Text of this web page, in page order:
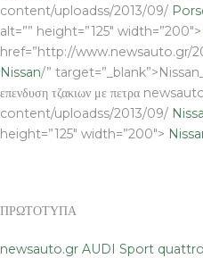
content/uploadss/2013/09/
alt=”” height=”125″ width=”200″>
href=”http://www.newsauto.gr/
Nissan/”
επενδυση τζακιων με πετρα
content/uploadss/2013/09/
height=”125″ width=”200″>
ΠΡΩΤΟΤΥΠΑ
newsauto.gr AUDI Sport quattro